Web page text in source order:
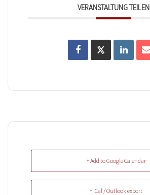
VERANSTALTUNG TEILEN
+ Add to Google Calendar
+ iCal / Outlook export